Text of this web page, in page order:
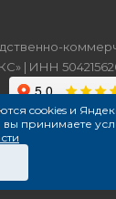
| ИНН
cookies и
вы принимаете